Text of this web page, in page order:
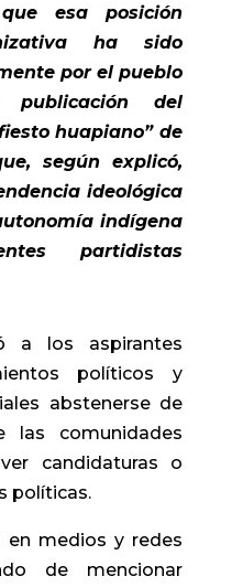
esa posición
ha sido
por el pueblo
del
huapiano” de
según explicó,
ideológica
indígena
partidistas
a los aspirantes
políticos y
abstenerse de
las comunidades
candidaturas o
políticas.
en medios y redes
de mencionar